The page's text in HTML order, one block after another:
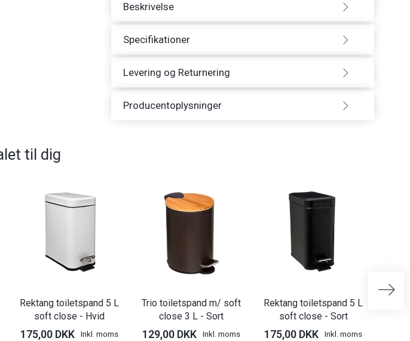
Beskrivelse
Specifikationer
Levering og Returnering
Producentoplysninger
til dig
Rektang toiletspand 5 L
soft close - Hvid
175,00 DKK Inkl. moms
Trio toiletspand m/ soft
close 3 L - Sort
129,00 DKK Inkl. moms
Rektang toiletspand 5 L
soft close - Sort
175,00 DKK Inkl. moms